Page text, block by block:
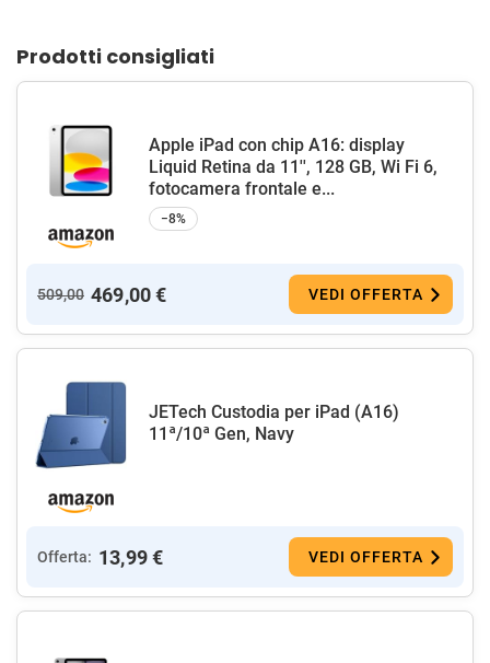
Prodotti consigliati
Apple iPad con chip A16: display
Liquid Retina da 11'', 128 GB, Wi Fi 6,
fotocamera frontale e...
−8%
509,00 469,00 € VEDI OFFERTA
JETech Custodia per iPad (A16)
11ª/10ª Gen, Navy
Offerta: 13,99 € VEDI OFFERTA